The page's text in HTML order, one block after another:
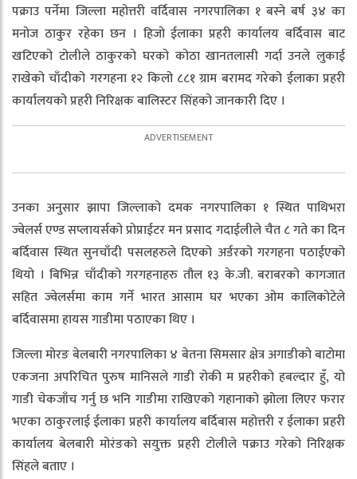
पक्राउ पर्नेमा जिल्ला महोत्तरी वर्दिवास नगरपालिका १ बस्ने बर्ष ३४ का
मनोज ठाकुर रहेका छन । हिजो ईलाका प्रहरी कार्यालय बर्दिवास बाट
खटिएको टोलीले ठाकुरको घरको कोठा खानतलासी गर्दा उनले लुकाई
राखेको चाँदीको गरगहना १२ किलो ८८१ ग्राम बरामद गरेको ईलाका प्रहरी
कार्यालयको प्रहरी निरिक्षक बालिस्टर सिंहको जानकारी दिए ।
उनका अनुसार झापा जिल्लाको दमक नगरपालिका १ स्थित पाथिभरा
ज्वेलर्स एण्ड सप्लायर्सको प्रोप्राईटर मन प्रसाद गदाईलीले चैत ८ गते का दिन
बर्दिवास स्थित सुनचाँदी पसलहरुले दिएको अर्डरको गरगहना पठाईएको
थियो । बिभिन्न चाँदीको गरगहनाहरु तौल १३ के.जी. बराबरको कागजात
सहित ज्वेलर्समा काम गर्ने भारत आसाम घर भएका ओम कालिकोटेले
बर्दिवासमा हायस गाडीमा पठाएका थिए ।
जिल्ला मोरङ बेलबारी नगरपालिका ४ बेतना सिमसार क्षेत्र अगाडीको बाटोमा
एकजना अपरिचित पुरुष मानिसले गाडी रोकी म प्रहरीको हबल्दार हुँ, यो
गाडी चेकजाँच गर्नु छ भनि गाडीमा राखिएको गहानाको झोला लिएर फरार
भएका ठाकुरलाई ईलाका प्रहरी कार्यालय बर्दिबास महोत्तरी र ईलाका प्रहरी
कार्यालय बेलबारी मोरंङको सयुक्त प्रहरी टोलीले पक्राउ गरेको निरिक्षक
सिंहले बताए ।